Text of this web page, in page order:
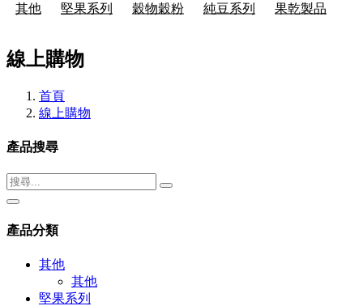
其他 堅果系列 穀物穀粉 純豆系列 果乾製品
線上購物
首頁
線上購物
產品搜尋
產品分類
其他
其他
堅果系列